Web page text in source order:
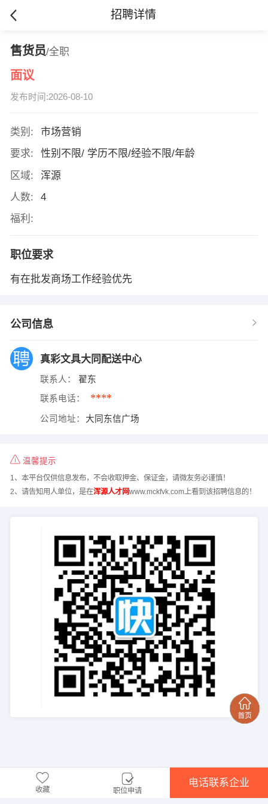
招聘详情
售货员/全职
面议
发布时间:2026-08-10
类别:
市场营销
要求:
性别不限/ 学历不限/经验不限/年龄
区域:
浑源
人数:
4
福利:
职位要求
有在批发商场工作经验优先
公司信息
真彩文具大同配送中心
联系人： 翟东
联系电话： ****
公司地址： 大同东信广场
温馨提示
1、本平台仅供信息发布，不会收取押金、保证金，请微友务必谨慎！
2、请告知用人单位，是在浑源人才网www.mckfvk.com上看到该招聘信息的！
收藏 职位申请
电话联系企业